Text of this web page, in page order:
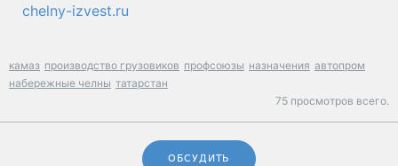
chelny-izvest.ru
камаз производство грузовиков профсоюзы назначения автопром
набережные челны татарстан
75 просмотров всего.
ОБСУДИТЬ